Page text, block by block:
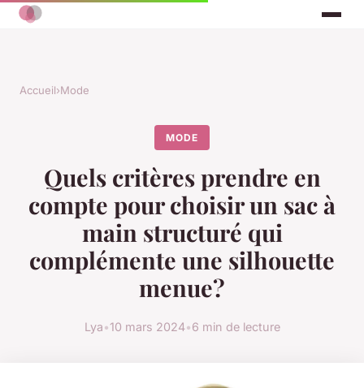
Accueil›Mode
MODE
Quels critères prendre en
compte pour choisir un sac à
main structuré qui
complémente une silhouette
menue?
Lya•10 mars 2024•6 min de lecture